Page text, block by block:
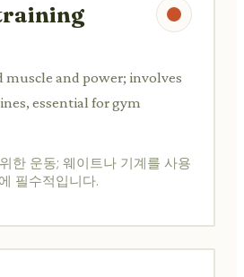
muscle and power; involves
essential for gym
한 운동; 웨이트나 기계를 사용
필수적입니다.